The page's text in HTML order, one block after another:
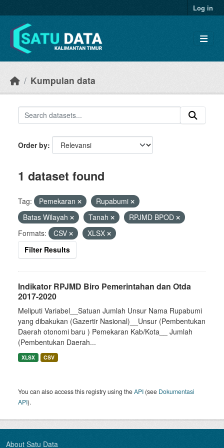
Log in
Kumpulan data
Order by
1 dataset found
Tag: Pemekaran
Rupabumi
Batas Wilayah
Tanah
RPJMD BPOD
Formats:
CSV
XLSX
Filter Results
Indikator RPJMD Biro Pemerintahan dan Otda
2017-2020
Meliputi Variabel__Satuan Jumlah Unsur Nama Rupabumi
yang dibakukan (Gazertir Nasional)__Unsur (Pembentukan
Daerah otonomi baru ) Pemekaran Kab/Kota__ Jumlah
(Pembentukan Daerah...
XLSX CSV
You can also access this registry using theAPI (see Dokumentasi
API).
About Satu Data